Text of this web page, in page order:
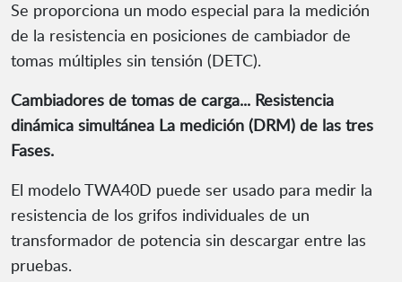
Se proporciona un modo especial para la medición
de la resistencia en posiciones de cambiador de
tomas múltiples sin tensión (DETC).
Cambiadores de tomas de carga... Resistencia
dinámica simultánea La medición (DRM) de las tres
Fases.
El modelo TWA40D puede ser usado para medir la
resistencia de los grifos individuales de un
transformador de potencia sin descargar entre las
pruebas.